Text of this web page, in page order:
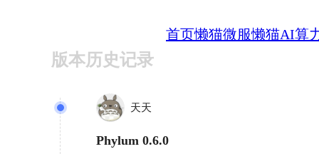
首页懒猫微服懒猫AI算
版本历史记录
天天
Phylum 0.6.0